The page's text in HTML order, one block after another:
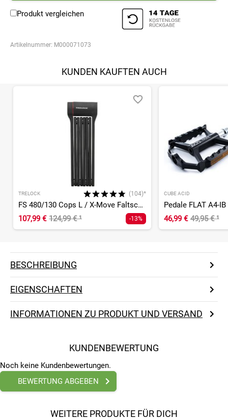
Produkt vergleichen
Artikelnummer: M000071073
KUNDEN KAUFTEN AUCH
TRELOCK (104)*
FS 480/130 Cops L / X-Move Faltschloss
107,99 € 124,99 €¹ -13%
CUBE ACID
Pedale FLAT A4-
46,99 € 49,95 €¹
BESCHREIBUNG
EIGENSCHAFTEN
INFORMATIONEN ZU PRODUKT UND VERSAND
KUNDENBEWERTUNG
Noch keine Kundenbewertungen.
BEWERTUNG ABGEBEN
WEITERE PRODUKTE FÜR DICH